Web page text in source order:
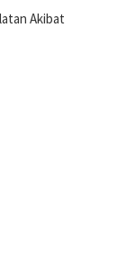
Akibat